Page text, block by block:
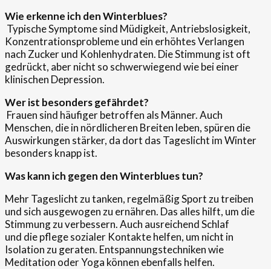
Wie erkenne ich den Winterblues?
Typische Symptome sind Müdigkeit, Antriebslosigkeit,
Konzentrationsprobleme und ein erhöhtes Verlangen
nach Zucker und Kohlenhydraten. Die Stimmung ist oft
gedrückt, aber nicht so schwerwiegend wie bei einer
klinischen Depression.
Wer ist besonders gefährdet?
Frauen sind häufiger betroffen als Männer. Auch
Menschen, die in nördlicheren Breiten leben, spüren die
Auswirkungen stärker, da dort das Tageslicht im Winter
besonders knapp ist.
Was kann ich gegen den Winterblues tun?
Mehr Tageslicht zu tanken, regelmäßig Sport zu treiben
und sich ausgewogen zu ernähren. Das alles hilft, um die
Stimmung zu verbessern. Auch ausreichend Schlaf
und die pflege sozialer Kontakte helfen, um nicht in
Isolation zu geraten. Entspannungstechniken wie
Meditation oder Yoga können ebenfalls helfen.